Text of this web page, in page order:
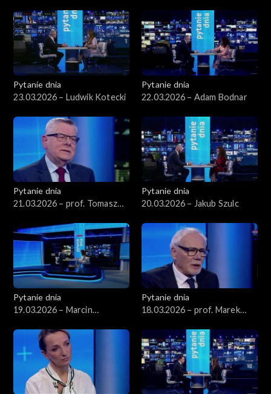
Pytanie dnia
23.03.2026 – Ludwik Kotecki
Pytanie dnia
22.03.2026 – Adam Bodnar
Pytanie dnia
21.03.2026 – prof. Tomasz
Pytanie dnia
20.03.2026 – Jakub Szulc
Pytanie dnia
19.03.2026 – Marcin
Pytanie dnia
18.03.2026 – prof. Marek